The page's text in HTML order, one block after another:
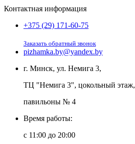
Контактная информация
+375 (29) 171-60-75
Заказать обратный звонок
pizhamka.by@yandex.by
г. Минск, ул. Немига 3,
ТЦ "Немига 3", цокольный этаж,
павильоны № 4
Время работы:
c 11:00 до 20:00